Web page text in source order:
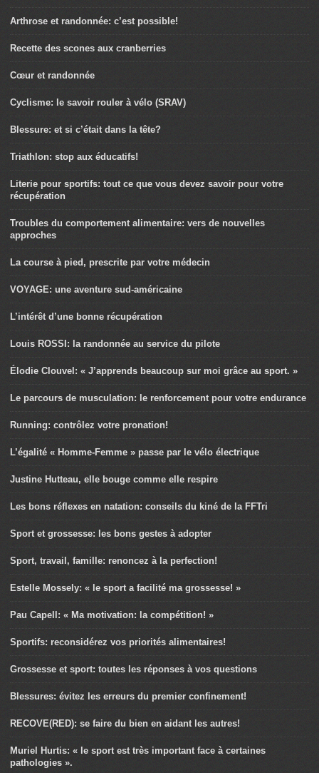
Arthrose et randonnée: c’est possible!
Recette des scones aux cranberries
Cœur et randonnée
Cyclisme: le savoir rouler à vélo (SRAV)
Blessure: et si c’était dans la tête?
Triathlon: stop aux éducatifs!
Literie pour sportifs: tout ce que vous devez savoir pour votre
récupération
Troubles du comportement alimentaire: vers de nouvelles
approches
La course à pied, prescrite par votre médecin
VOYAGE: une aventure sud-américaine
L’intérêt d’une bonne récupération
Louis ROSSI: la randonnée au service du pilote
Élodie Clouvel: « J’apprends beaucoup sur moi grâce au sport. »
Le parcours de musculation: le renforcement pour votre endurance
Running: contrôlez votre pronation!
L’égalité « Homme-Femme » passe par le vélo électrique
Justine Hutteau, elle bouge comme elle respire
Les bons réflexes en natation: conseils du kiné de la FFTri
Sport et grossesse: les bons gestes à adopter
Sport, travail, famille: renoncez à la perfection!
Estelle Mossely: « le sport a facilité ma grossesse! »
Pau Capell: « Ma motivation: la compétition! »
Sportifs: reconsidérez vos priorités alimentaires!
Grossesse et sport: toutes les réponses à vos questions
Blessures: évitez les erreurs du premier confinement!
RECOVE(RED): se faire du bien en aidant les autres!
Muriel Hurtis: « le sport est très important face à certaines
pathologies ».